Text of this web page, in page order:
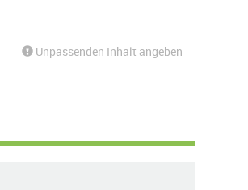
Unpassenden Inhalt angeben